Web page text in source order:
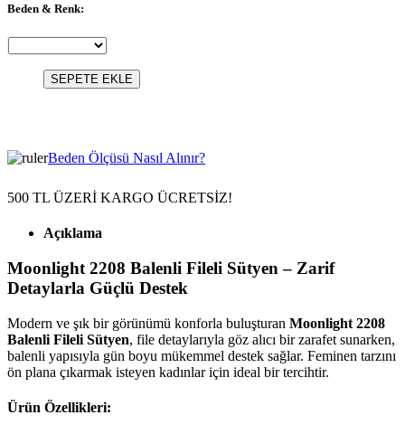
Beden & Renk:
SEPETE EKLE
Beden Ölçüsü Nasıl Alınır?
500 TL ÜZERİ KARGO ÜCRETSİZ!
Açıklama
Moonlight 2208 Balenli Fileli Sütyen – Zarif
Detaylarla Güçlü Destek
Modern ve şık bir görünümü konforla buluşturan Moonlight 2208
Balenli Fileli Sütyen, file detaylarıyla göz alıcı bir zarafet sunarken,
balenli yapısıyla gün boyu mükemmel destek sağlar. Feminen tarzını
ön plana çıkarmak isteyen kadınlar için ideal bir tercihtir.
Ürün Özellikleri: